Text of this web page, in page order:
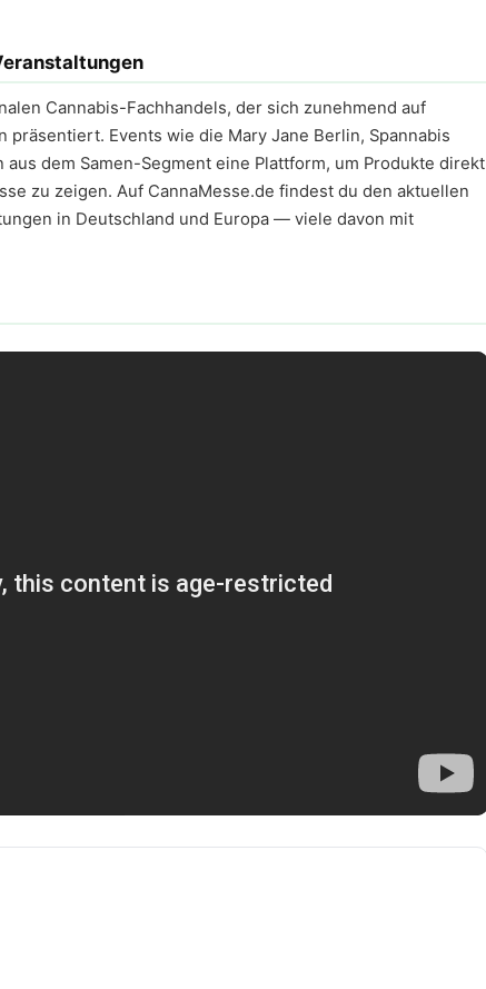
Cannabis-Fachhandels, der sich zunehmend auf
präsentiert. Events wie die Mary Jane Berlin, Spannabis
dem Samen-Segment eine Plattform, um Produkte direkt
zu zeigen. Auf CannaMesse.de findest du den aktuellen
in Deutschland und Europa — viele davon mit